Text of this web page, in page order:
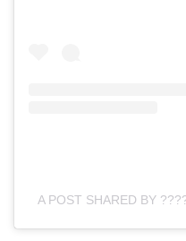
A POST SHARED BY